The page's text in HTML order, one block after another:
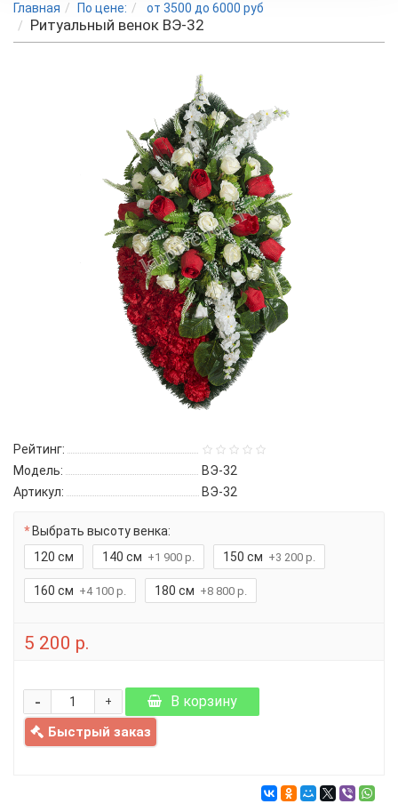
Главная По цене: от 3500 до 6000 руб
Ритуальный венок ВЭ-32
Рейтинг:
Модель:
ВЭ-32
Артикул:
ВЭ-32
Выбрать высоту венка:
120 см
140 см +1 900 р. 150 см +3 200 р.
160 см +4 100 р. 180 см +8 800 р.
5 200 р.
+
- В корзину
Быстрый заказ